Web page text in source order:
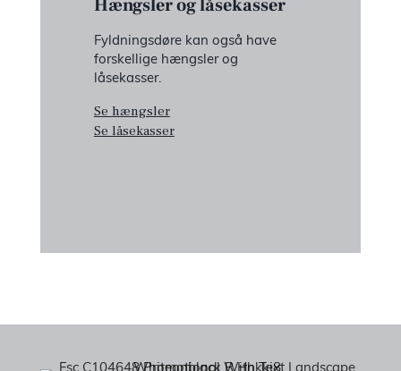
Hængsler og låsekasser
Fyldningsdøre kan også have
forskellige hængsler og
låsekasser.
Se hængsler
Se låsekasser